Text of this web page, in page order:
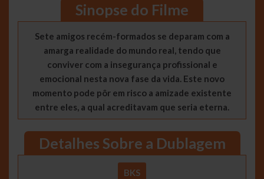
Sinopse do Filme
Sete amigos recém-formados se deparam com a
amarga realidade do mundo real, tendo que
conviver com a insegurança profissional e
emocional nesta nova fase da vida. Este novo
momento pode pôr em risco a amizade existente
entre eles, a qual acreditavam que seria eterna.
Detalhes Sobre a Dublagem
BKS